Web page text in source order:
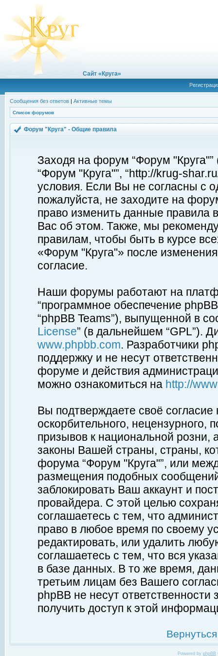
Сайт «Круга»
Сообщения без ответов | Активные темы
Список форумов
Форум "Круга" - Общие правила
Заходя на форум “Форум
“Форум "Круга"”, “http://krug-
условия. Если Вы не согласны с
пожалуйста, не заходите на
право изменить данные правила
Вас об этом. Также, мы
правилам, чтобы быть в курсе
«Форум "Круга"» после
согласие.
Наши форумы работают на
“программное обеспечение
“phpBB Teams”), выпущенной в
License” (в дальнейшем “GPL”).
www.phpbb.com. Разработчики
поддержку и не несут
форуме и действия
можно ознакомиться на http://
Вы подтверждаете своё
оскорбительного, нецензурного,
призывов к национальной
законы Вашей страны, страны,
форума “Форум "Круга"”, или
размещения подобных
заблокировать Ваш аккаунт и
провайдера. С этой целью
соглашаетесь с тем, что
право в любое время по своему
редактировать, или удалить
соглашаетесь с тем, что вся
в базе данных. В то же время,
третьим лицам без Вашего
phpBB не несут ответственности
получить доступ к этой
Powered by phpBB